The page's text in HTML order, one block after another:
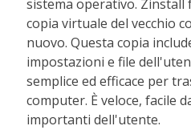
sistema operativo. Zinstall
copia virtuale del vecchio
nuovo. Questa copia
impostazioni e file
semplice ed efficace per
computer. È veloce, facile
importanti dell'utente.